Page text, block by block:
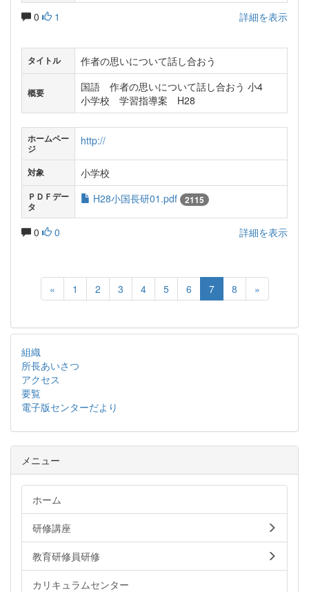
0 1 詳細を表示
タイトル 作者の思いについて話し合おう
概要
国語 作者の思いについて話し合おう 小4
小学校 学習指導案 H28
ホームペー
ジ
http://
対象 小学校
ＰＤＦデー
タ
H28小国長研01.pdf 2115
0 0 詳細を表示
« 1 2 3 4 5 6 7 8 »
組織
所長あいさつ
アクセス
要覧
電子版センターだより
メニュー
ホーム
研修講座
教育研修員研修
カリキュラムセンター